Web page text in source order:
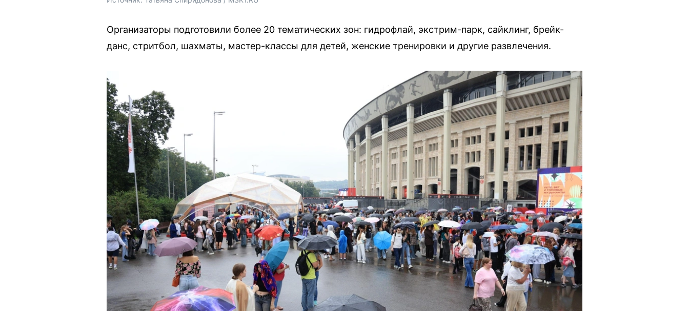
Организаторы подготовили более 20 тематических зон: гидрофлай, экстрим-парк, сайклинг, брейк-
данс, стритбол, шахматы, мастер-классы для детей, женские тренировки и другие развлечения.